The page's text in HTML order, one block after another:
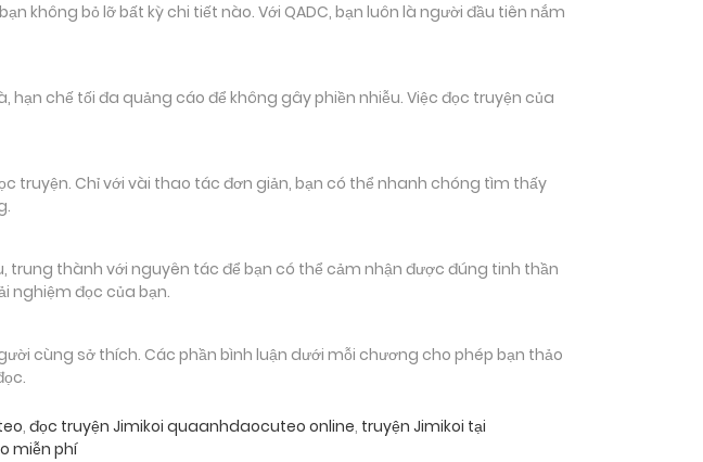
không bỏ lỡ bất kỳ chi tiết nào. Với QADC, bạn luôn là người đầu tiên nắm
chế tối đa quảng cáo để không gây phiền nhiễu. Việc đọc truyện của
truyện. Chỉ với vài thao tác đơn giản, bạn có thể nhanh chóng tìm thấy
thành với nguyên tác để bạn có thể cảm nhận được đúng tinh thần
nghiệm đọc của bạn.
cùng sở thích. Các phần bình luận dưới mỗi chương cho phép bạn thảo
, đọc truyện Jimikoi quaanhdaocuteo online, truyện Jimikoi tại
miễn phí